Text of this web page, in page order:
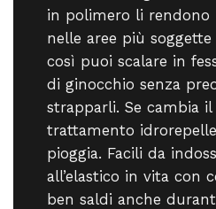
in polimero li rendono
nelle aree più
così puoi scalare in
di ginocchio senza
strapparli. Se cambia
trattamento
pioggia. Facili da
all’elastico in vita con
ben saldi anche